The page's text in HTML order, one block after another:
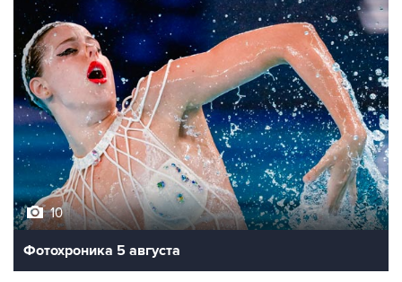
10
Фотохроника 5 августа